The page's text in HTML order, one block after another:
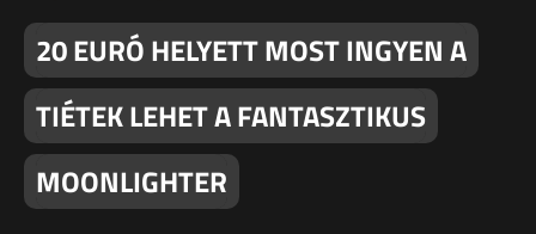
20 EURÓ HELYETT MOST INGYEN A
TIÉTEK LEHET A FANTASZTIKUS
MOONLIGHTER